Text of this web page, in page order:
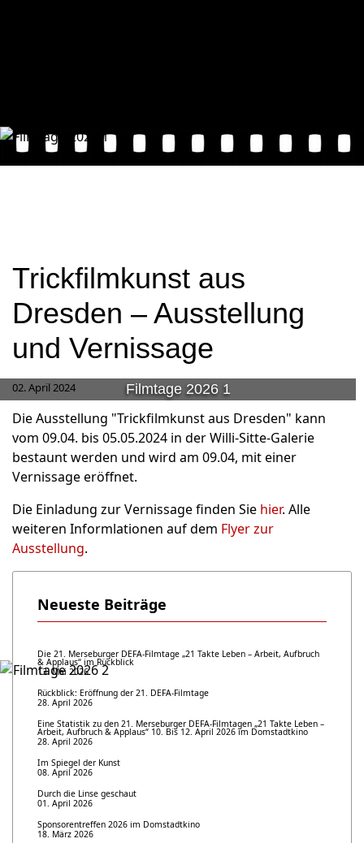
Filmtage 2026 1
Trickfilmkunst aus
Dresden – Ausstellung
und Vernissage
02. April 2024
Die Ausstellung "Trickfilmkunst aus Dresden" kann
vom 09.04. bis 05.05.2024 in der Willi-Sitte-Galerie
bestaunt werden und wird am 09.04, mit einer
Vernissage eröffnet.
Die Einladung zur Vernissage finden Sie hier. Alle
weiteren Informlationen auf dem Flyer zur
Ausstellung.
Neueste Beiträge
Die 21. Merseburger DEFA-Filmtage „21 Takte Leben – Arbeit, Aufbruch
& Applaus“ im Rückblick
13. Mai 2026
Rückblick: Eröffnung der 21. DEFA-Filmtage
28. April 2026
Eine Statistik zu den 21. Merseburger DEFA-Filmtagen „21 Takte Leben –
Arbeit, Aufbruch & Applaus“ 10. Bis 12. April 2026 im Domstadtkino
28. April 2026
Im Spiegel der Kunst
08. April 2026
Durch die Linse geschaut
01. April 2026
Sponsorentreffen 2026 im Domstadtkino
18. März 2026